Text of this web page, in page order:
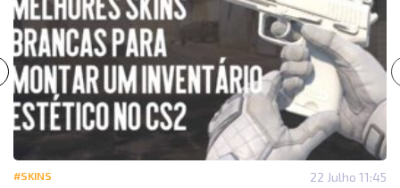
#SKINS 22 Julho 11:45